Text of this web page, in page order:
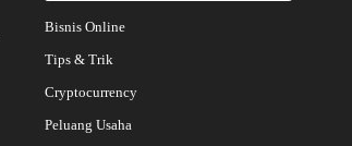
Bisnis Online
Tips & Trik
Cryptocurrency
Peluang Usaha